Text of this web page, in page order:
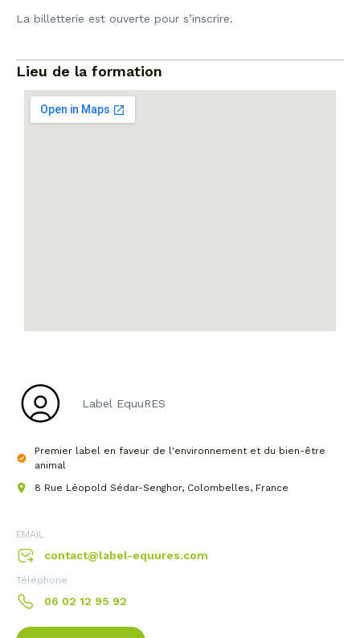
La billetterie est ouverte pour s’inscrire.
Lieu de la formation
Label EquuRES
Premier label en faveur de l'environnement et du bien-être
animal
8 Rue Léopold Sédar-Senghor, Colombelles, France
EMAIL
contact@label-equures.com
Téléphone
06 02 12 95 92